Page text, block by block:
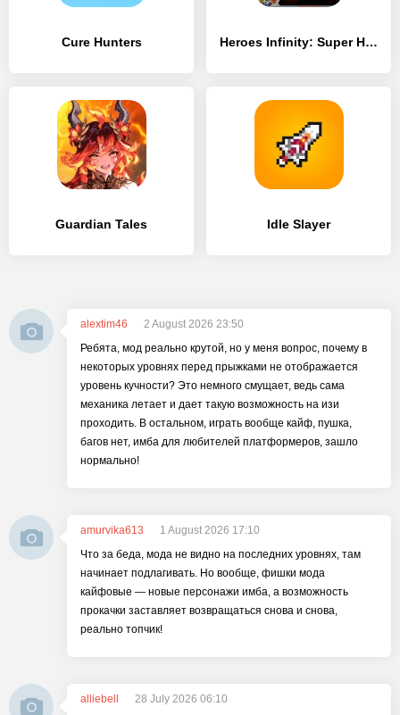
Cure Hunters Heroes Infinity: Super Heroes
Guardian Tales Idle Slayer
alextim46
2 August 2026 23:50
Ребята, мод реально крутой, но у меня вопрос, почему в
некоторых уровнях перед прыжками не отображается
уровень кучности? Это немного смущает, ведь сама
механика летает и дает такую возможность на изи
проходить. В остальном, играть вообще кайф, пушка,
багов нет, имба для любителей платформеров, зашло
нормально!
amurvika613
1 August 2026 17:10
Что за беда, мода не видно на последних уровнях, там
начинает подлагивать. Но вообще, фишки мода
кайфовые — новые персонажи имба, а возможность
прокачки заставляет возвращаться снова и снова,
реально топчик!
alliebell
28 July 2026 06:10